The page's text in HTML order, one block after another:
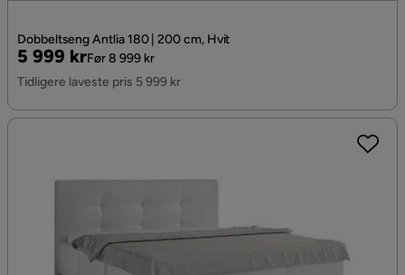
Dobbeltseng Antlia 180 | 200 cm, Hvit
Pris
5 999 kr
Original
Pris
Før 8 999 kr
Tidligere laveste pris 5 999 kr